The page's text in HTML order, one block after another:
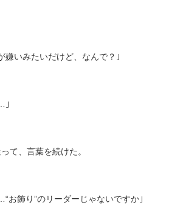
嫌いみたいだけど、なんで？｣
｣
て、言葉を続けた。
お飾り”のリーダーじゃないですか｣